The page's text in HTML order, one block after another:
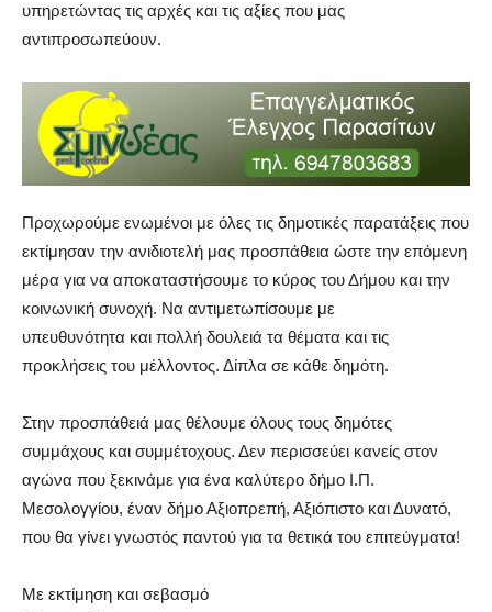
υπηρετώντας τις αρχές και τις αξίες που μας
αντιπροσωπεύουν.
Προχωρούμε ενωμένοι με όλες τις δημοτικές παρατάξεις που
εκτίμησαν την ανιδιοτελή μας προσπάθεια ώστε την επόμενη
μέρα για να αποκαταστήσουμε το κύρος του Δήμου και την
κοινωνική συνοχή. Να αντιμετωπίσουμε με
υπευθυνότητα και πολλή δουλειά τα θέματα και τις
προκλήσεις του μέλλοντος. Δίπλα σε κάθε δημότη.
Στην προσπάθειά μας θέλουμε όλους τους δημότες
συμμάχους και συμμέτοχους. Δεν περισσεύει κανείς στον
αγώνα που ξεκινάμε για ένα καλύτερο δήμο Ι.Π.
Μεσολογγίου, έναν δήμο Αξιοπρεπή, Αξιόπιστο και Δυνατό,
που θα γίνει γνωστός παντού για τα θετικά του επιτεύγματα!
Με εκτίμηση και σεβασμό